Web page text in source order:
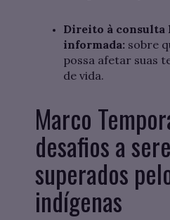
Direito à consulta
informada: sobre
possa afetar suas
de vida.
Marco
desafios a
superados
indígenas